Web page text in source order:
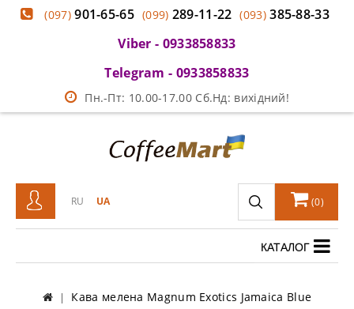
(097)901-65-65 (099) 289-11-22 (093)385-88-33
Viber - 0933858833
Telegram - 0933858833
Пн.-Пт: 10.00-17.00 Сб.Нд: вихідний!
RU UA (0)
КАТАЛОГ
Кава мелена Magnum Exotics Jamaica Blue